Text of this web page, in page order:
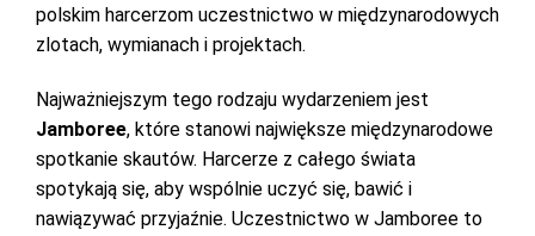
polskim harcerzom uczestnictwo w międzynarodowych
zlotach, wymianach i projektach.
Najważniejszym tego rodzaju wydarzeniem jest
Jamboree, które stanowi największe międzynarodowe
spotkanie skautów. Harcerze z całego świata
spotykają się, aby wspólnie uczyć się, bawić i
nawiązywać przyjaźnie. Uczestnictwo w Jamboree to